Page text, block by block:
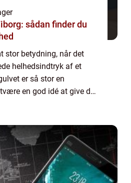
sådan finder du
stor betydning, når det
helhedsindtryk af et
er så stor en
en god idé at give det